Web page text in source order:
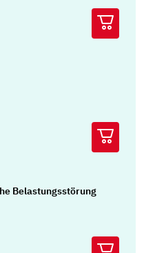
Belastungsstörung